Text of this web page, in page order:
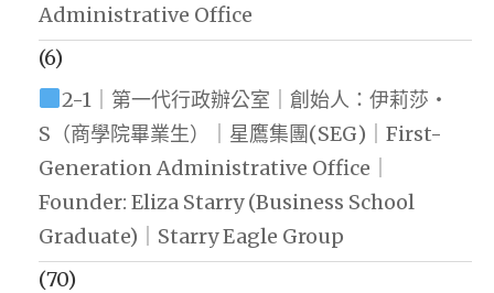
Administrative Office
(6)
2-1｜第一代行政辦公室｜創始人：伊莉莎・
S（商學院畢業生）｜星鷹集團(SEG)｜First-
Generation Administrative Office｜
Founder: Eliza Starry (Business School
Graduate)｜Starry Eagle Group
(70)